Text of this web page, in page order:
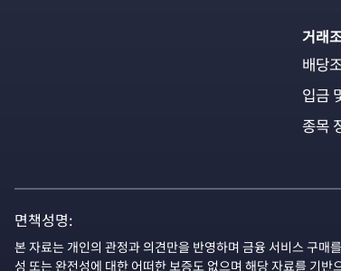
거래
배당
입금
종목
면책성명:
본 자료는 개인의 관정과 의견만을 반영하며 금융 서비스 구
성 또는 완전성에 대한 어떠한 보증도 없으며 해당 자료를 기